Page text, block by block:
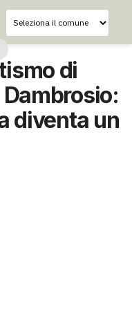
di
diventa un